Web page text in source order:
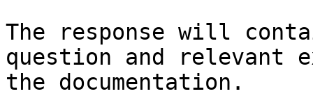
The response will
question and relevant
the documentation.